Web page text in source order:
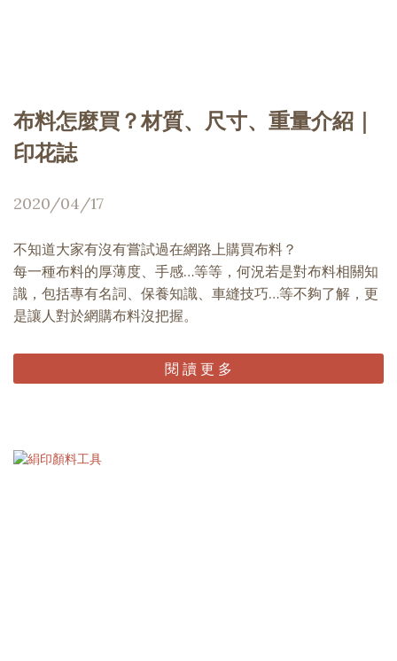
布料怎麼買？材質、尺寸、重量介紹｜
印花誌
2020/04/17
不知道大家有沒有嘗試過在網路上購買布料？
每一種布料的厚薄度、手感…等等，何況若是對布料相關知
識，包括專有名詞、保養知識、車縫技巧…等不夠了解，更
是讓人對於網購布料沒把握。
閱 讀 更 多